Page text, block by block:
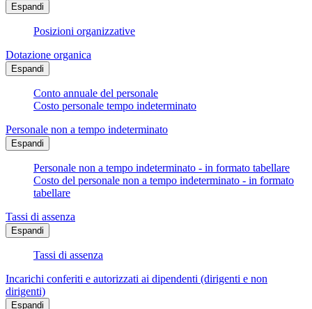
Espandi
Posizioni organizzative
Dotazione organica
Espandi
Conto annuale del personale
Costo personale tempo indeterminato
Personale non a tempo indeterminato
Espandi
Personale non a tempo indeterminato - in formato tabellare
Costo del personale non a tempo indeterminato - in formato
tabellare
Tassi di assenza
Espandi
Tassi di assenza
Incarichi conferiti e autorizzati ai dipendenti (dirigenti e non
dirigenti)
Espandi